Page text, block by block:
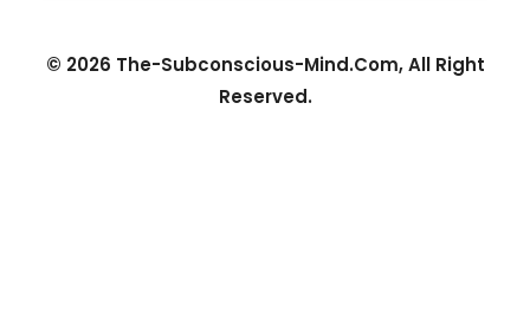
© 2026 The-Subconscious-Mind.Com, All Right
Reserved.